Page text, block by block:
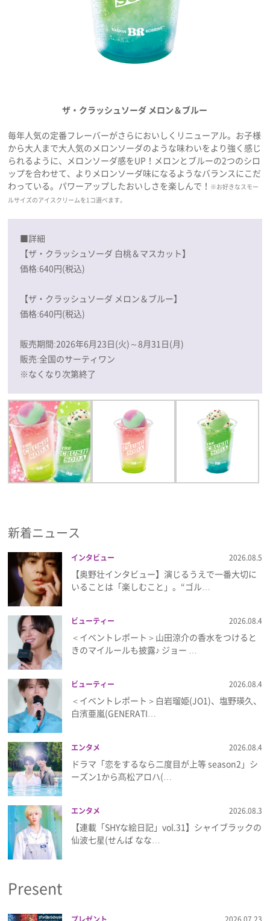
ザ・クラッシュソーダ メロン＆ブルー
毎年人気の定番フレーバーがさらにおいしくリニューアル。お子様
から大人まで大人気のメロンソーダのような味わいをより強く感じ
られるように、メロンソーダ感をUP！メロンとブルーの2つのシロ
ップを合わせて、よりメロンソーダ味になるようなバランスにこだ
わっている。パワーアップしたおいしさを楽しんで！ ※お好きなスモー
ルサイズのアイスクリームを1コ選べます。
■詳細
【ザ・クラッシュソーダ 白桃＆マスカット】
価格:640円(税込)
【ザ・クラッシュソーダ メロン＆ブルー】
価格:640円(税込)
販売期間:2026年6月23日(火)～8月31日(月)
販売:全国のサーティワン
※なくなり次第終了
新着ニュース
インタビュー 2026.08.5
【奥野壮インタビュー】演じるうえで一番大切に
いることは「楽しむこと」。“ゴル…
ビューティー 2026.08.4
＜イベントレポート＞山田涼介の香水をつけると
きのマイルールも披露♪ ジョー …
ビューティー 2026.08.4
＜イベントレポート＞白岩瑠姫(JO1)、塩野瑛久、
白濱亜嵐(GENERATI…
エンタメ 2026.08.4
ドラマ「恋をするなら二度目が上等 season2」シ
ーズン1から髙松アロハ(…
エンタメ 2026.08.3
【連載「SHYな絵日記」vol.31】シャイブラックの
仙波七星(せんば なな…
Present